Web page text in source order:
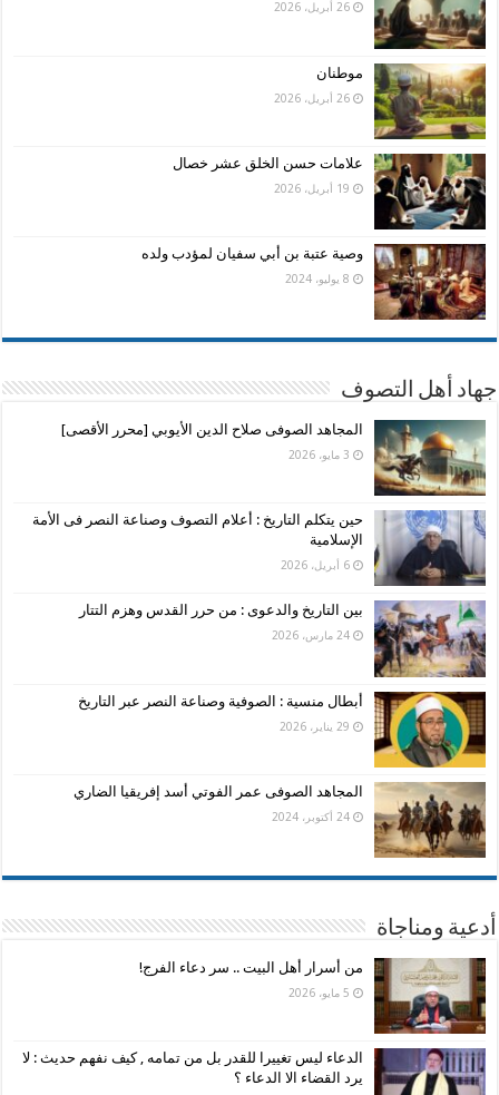
26 أبريل، 2026
موطنان
26 أبريل، 2026
علامات حسن الخلق عشر خصال
19 أبريل، 2026
وصية عتبة بن أبي سفيان لمؤدب ولده
8 يوليو، 2024
جهاد أهل التصوف
المجاهد الصوفى صلاح الدين الأيوبي [محرر الأقصى]
3 مايو، 2026
حين يتكلم التاريخ : أعلام التصوف وصناعة النصر فى الأمة
الإسلامية
6 أبريل، 2026
بين التاريخ والدعوى : من حرر القدس وهزم التتار
24 مارس، 2026
أبطال منسية : الصوفية وصناعة النصر عبر التاريخ
29 يناير، 2026
المجاهد الصوفى عمر الفوتي أسد إفريقيا الضاري
24 أكتوبر، 2024
أدعية ومناجاة
من أسرار أهل البيت .. سر دعاء الفرج!
5 مايو، 2026
الدعاء ليس تغييرا للقدر بل من تمامه , كيف نفهم حديث : لا
يرد القضاء الا الدعاء ؟